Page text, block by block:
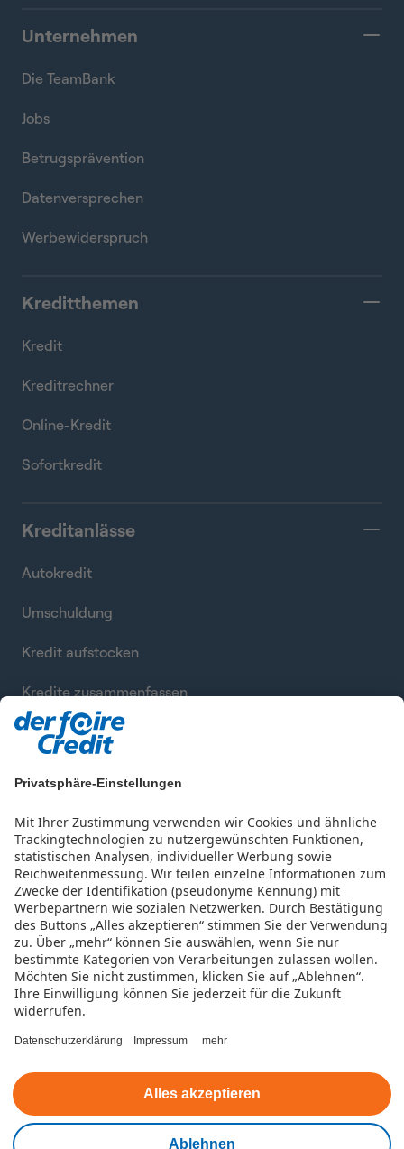
Privatsphäre-Einstellungen
Mit Ihrer Zustimmung verwenden wir Cookies und ähnliche
Trackingtechnologien zu nutzergewünschten Funktionen,
statistischen Analysen, individueller Werbung sowie
Reichweitenmessung. Wir teilen einzelne Informationen zum
Zwecke der Identifikation (pseudonyme Kennung) mit
Werbepartnern wie sozialen Netzwerken. Durch Bestätigung
des Buttons „Alles akzeptieren“ stimmen Sie der Verwendung
zu. Über „mehr“ können Sie auswählen, wenn Sie nur
bestimmte Kategorien von Verarbeitungen zulassen wollen.
Möchten Sie nicht zustimmen, klicken Sie auf „Ablehnen“.
Ihre Einwilligung können Sie jederzeit für die Zukunft
widerrufen.
Datenschutzerklärung Impressum mehr
Ablehnen
Alles akzeptieren
Unternehmen
Die TeamBank
Jobs
Betrugsprävention
Datenversprechen
Werbewiderspruch
Kreditthemen
Kredit
Kreditrechner
Online-Kredit
Sofortkredit
Kreditanlässe
Autokredit
Umschuldung
Kredit aufstocken
Kredite zusammenfassen
Datenschutz Nutzungsbedingungen Impressum